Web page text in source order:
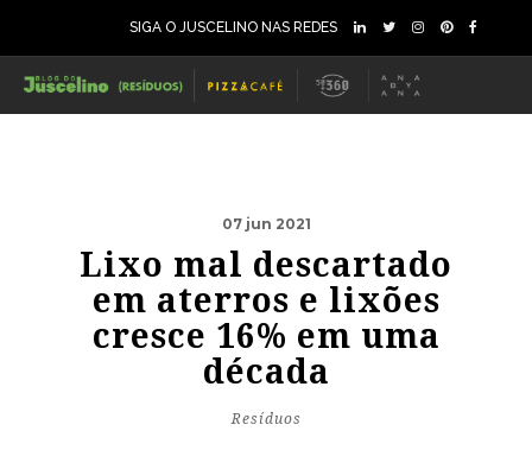
SIGA O JUSCELINO NAS REDES
07 jun 2021
Lixo mal descartado
em aterros e lixões
cresce 16% em uma
década
Resíduos